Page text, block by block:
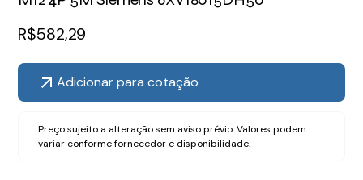
R$582,29
Adicionar para cotação
Preço sujeito a alteração sem aviso prévio. Valores podem
variar conforme fornecedor e disponibilidade.